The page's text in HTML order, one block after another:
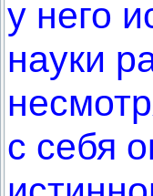
у него
науки
с себя